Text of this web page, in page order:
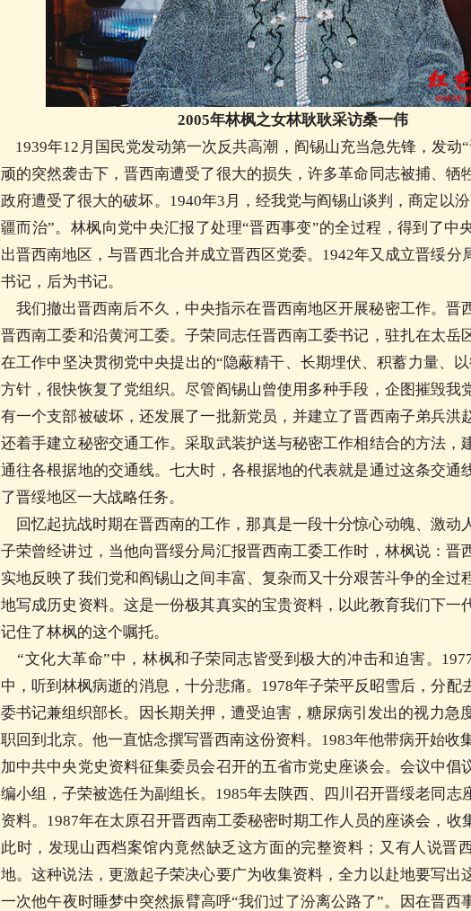
2005年林枫之女林耿耿采访桑一伟
1939年12月国民党发动第一次反共高潮，阎锡山充当急先锋，发动
顽的突然袭击下，晋西南遭受了很大的损失，许多革命同志被捕、牺
政府遭受了很大的破坏。1940年3月，经我党与阎锡山谈判，商定以
疆而治”。林枫向党中央汇报了处理“晋西事变”的全过程，得到了中
出晋西南地区，与晋西北合并成立晋西区党委。1942年又成立晋绥分
书记，后为书记。
我们撤出晋西南后不久，中央指示在晋西南地区开展秘密工作。晋
晋西南工委和沿黄河工委。子荣同志任晋西南工委书记，驻扎在太岳
在工作中坚决贯彻党中央提出的“隐蔽精干、长期埋伏、积蓄力量、
方针，很快恢复了党组织。尽管阎锡山曾使用多种手段，企图摧毁我
有一个支部被破坏，还发展了一批新党员，并建立了晋西南子弟兵洪
还着手建立秘密交通工作。采取武装护送与秘密工作相结合的方法，
通往各根据地的交通线。七大时，各根据地的代表就是通过这条交通
了晋绥地区一大战略任务。
回忆起抗战时期在晋西南的工作，那真是一段十分惊心动魄、激动
子荣曾经讲过，当他向晋绥分局汇报晋西南工委工作时，林枫说：晋
实地反映了我们党和阎锡山之间丰富、复杂而又十分艰苦斗争的全过
地写成历史资料。这是一份极其真实的宝贵资料，以此教育我们下一
记住了林枫的这个嘱托。
“文化大革命”中，林枫和子荣同志皆受到极大的冲击和迫害。
中，听到林枫病逝的消息，十分悲痛。1978年子荣平反昭雪后，分配
委书记兼组织部长。因长期关押，遭受迫害，糖尿病引发出的视力急
职回到北京。他一直惦念撰写晋西南这份资料。1983年他带病开始收
加中共中央党史资料征集委员会召开的五省市党史座谈会。会议中倡
编小组，子荣被选任为副组长。1985年去陕西、四川召开晋绥老同志
资料。1987年在太原召开晋西南工委秘密时期工作人员的座谈会，收
此时，发现山西档案馆内竟然缺乏这方面的完整资料；又有人说晋
地。这种说法，更激起子荣决心要广为收集资料，全力以赴地要写出
一次他午夜时睡梦中突然振臂高呼“我们过了汾离公路了”。因在晋西